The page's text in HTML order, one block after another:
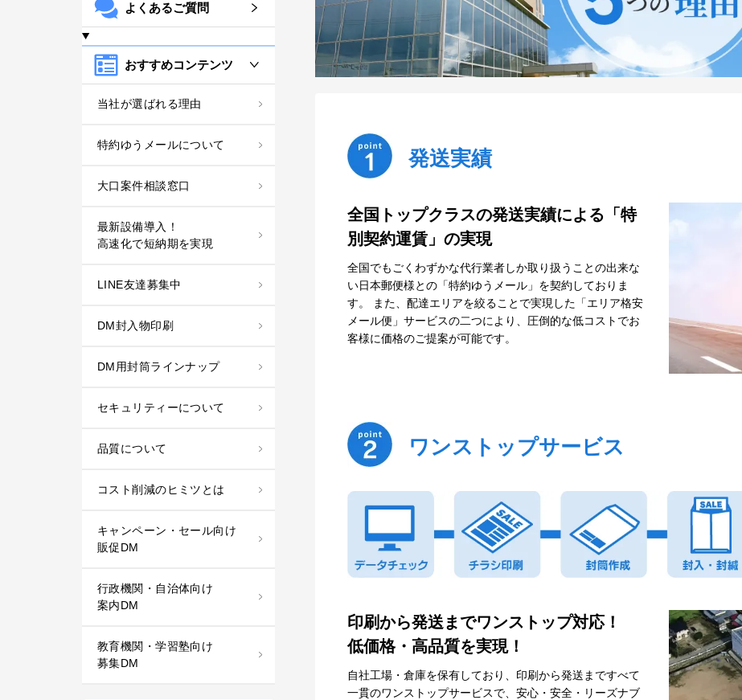
よくあるご質問
おすすめコンテンツ
当社が選ばれる理由
特約ゆうメールについて
大口案件相談窓口
最新設備導入！
高速化で短納期を実現
LINE友達募集中
DM封入物印刷
DM用封筒ラインナップ
セキュリティーについて
品質について
コスト削減のヒミツとは
キャンペーン・セール向け
販促DM
行政機関・自治体向け
案内DM
教育機関・学習塾向け
募集DM
発送実績
全国トップクラスの発送実績による「特
別契約運賃」の実現
全国でもごくわずかな代行業者しか取り扱うことの出来な
い日本郵便様との「特約ゆうメール」を契約しておりま
す。 また、配達エリアを絞ることで実現した「エリア格安
メール便」サービスの二つにより、圧倒的な低コストでお
客様に価格のご提案が可能です。
ワンストップサービス
印刷から発送までワンストップ対応！
低価格・高品質を実現！
自社工場・倉庫を保有しており、印刷から発送まですべて
一貫のワンストップサービスで、安心・安全・リーズナブ